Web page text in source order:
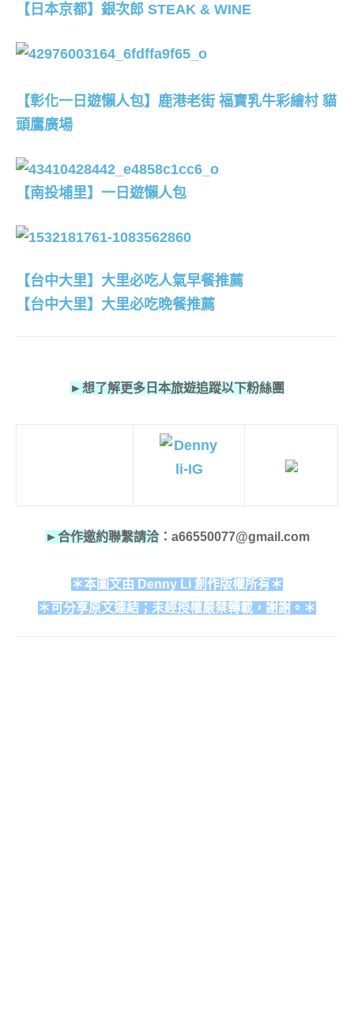
【日本京都】銀次郎 STEAK & WINE
【彰化一日遊懶人包】鹿港老街 福寶乳牛彩繪村 貓
頭鷹廣場
【南投埔里】一日遊懶人包
【台中大里】大里必吃人氣早餐推薦
【台中大里】大里必吃晚餐推薦
►想了解更多日本旅遊追蹤以下粉絲團
►合作邀約聯繫請洽：a66550077@gmail.com
＊本圖文由 Denny Li 創作版權所有＊
＊可分享原文連結；未經授權嚴禁轉載，謝謝。＊